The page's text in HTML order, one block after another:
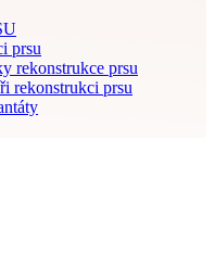
prsu
rekonstrukce prsu
rekonstrukci prsu